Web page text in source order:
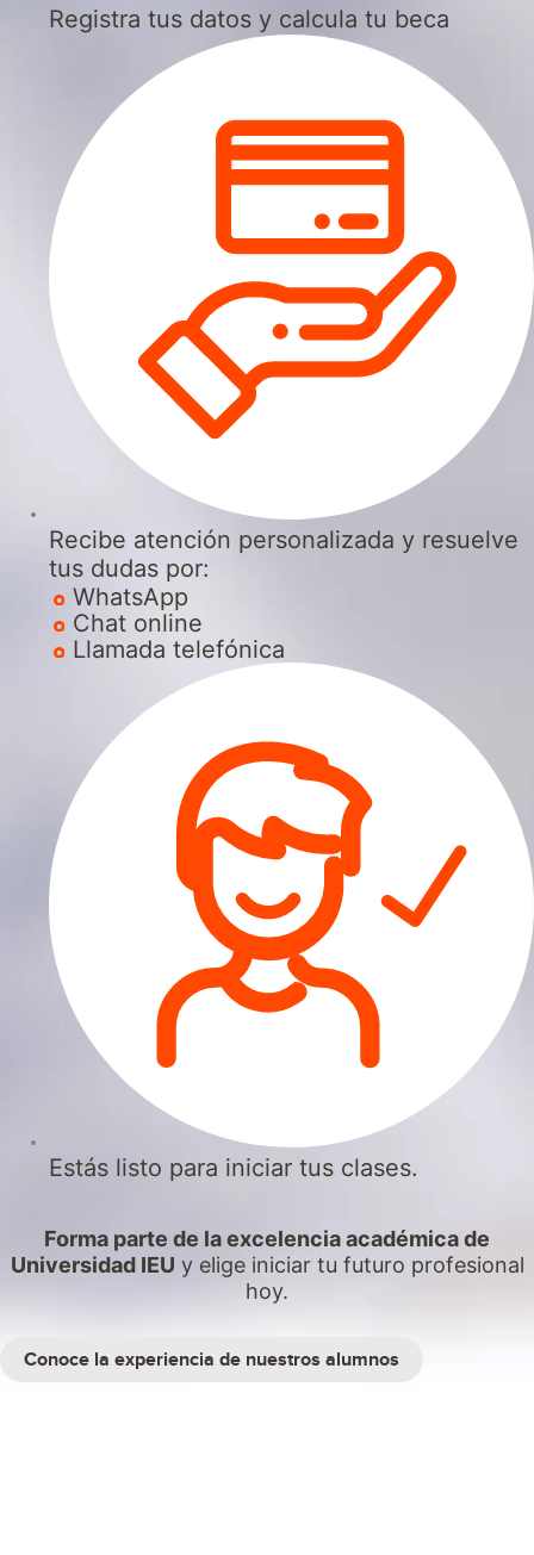
Registra tus datos y calcula tu beca
Recibe atención personalizada y resuelve
tus dudas por:
WhatsApp
Chat online
Llamada telefónica
Estás listo para iniciar tus clases.
Forma parte de la excelencia académica de
Universidad IEU y elige iniciar tu futuro profesional
hoy.
Conoce la experiencia de nuestros alumnos